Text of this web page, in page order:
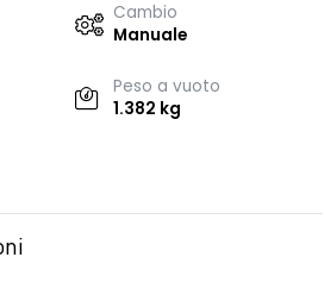
Cambio
Manuale
Peso a vuoto
1.382 kg